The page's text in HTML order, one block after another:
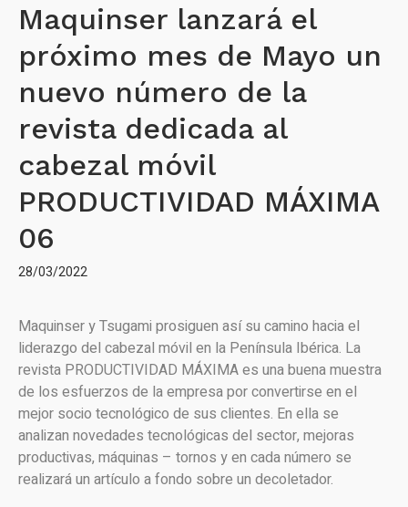
Maquinser lanzará el
próximo mes de Mayo un
nuevo número de la
revista dedicada al
cabezal móvil
PRODUCTIVIDAD MÁXIMA
06
28/03/2022
Maquinser y Tsugami prosiguen así su camino hacia el
liderazgo del cabezal móvil en la Península Ibérica. La
revista PRODUCTIVIDAD MÁXIMA es una buena muestra
de los esfuerzos de la empresa por convertirse en el
mejor socio tecnológico de sus clientes. En ella se
analizan novedades tecnológicas del sector, mejoras
productivas, máquinas – tornos y en cada número se
realizará un artículo a fondo sobre un decoletador.